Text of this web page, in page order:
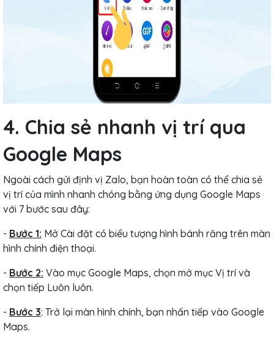
4. Chia sẻ nhanh vị trí qua
Google Maps
Ngoài cách gửi định vị Zalo, bạn hoàn toàn có thể chia sẻ
vị trí của mình nhanh chóng bằng ứng dụng Google Maps
với 7 bước sau đây:
- Bước 1: Mở Cài đặt có biểu tượng hình bánh răng trên màn
hình chính điện thoại.
- Bước 2: Vào mục Google Maps, chọn mở mục Vị trí và
chọn tiếp Luôn luôn.
- Bước 3: Trở lại màn hình chính, bạn nhấn tiếp vào Google
Maps.